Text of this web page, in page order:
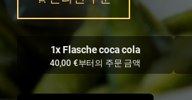
1x Flasche coca cola
40,00 €부터의 주문 금액